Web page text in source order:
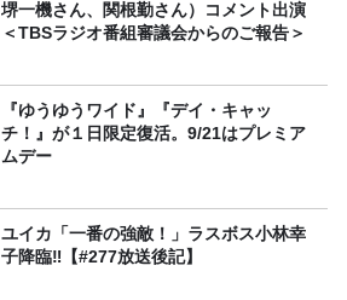
堺一機さん、関根勤さん）コメント出演
＜TBSラジオ番組審議会からのご報告＞
『ゆうゆうワイド』『デイ・キャッ
チ！』が１日限定復活。9/21はプレミア
ムデー
ユイカ「一番の強敵！」ラスボス小林幸
子降臨‼【#277放送後記】